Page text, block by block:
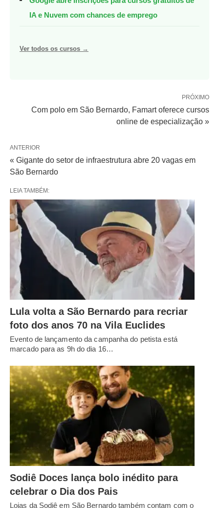
IA e Nuvem com chances de emprego
Ver todos os cursos →
PRÓXIMO
Com polo em São Bernardo, Famart oferece cursos
online de especialização »
ANTERIOR
« Gigante do setor de infraestrutura abre 20 vagas em
São Bernardo
LEIA TAMBÉM:
Lula volta a São Bernardo para recriar
foto dos anos 70 na Vila Euclides
Evento de lançamento da campanha do petista está
marcado para as 9h do dia 16…
Sodiê Doces lança bolo inédito para
celebrar o Dia dos Pais
Lojas da Sodiê em São Bernardo também contam com o